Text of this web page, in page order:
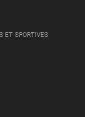
ET SPORTIVES